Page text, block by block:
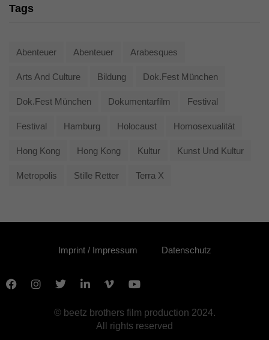
Tags
Abenteuer Abenteuer Arabesques
Arts And Culture Bildung Dok.fest München
Dok.fest München Dokumentarfilm Festival
Festival Hamburg Holocaust Homosexualität
Hong Kong Hong Kong Kultur Kunst Und Kultur
Metropolis Stille Retter Terra X
Imprint / Impressum Datenschutz
© beetz brothers film production 2024.
All rights reserved